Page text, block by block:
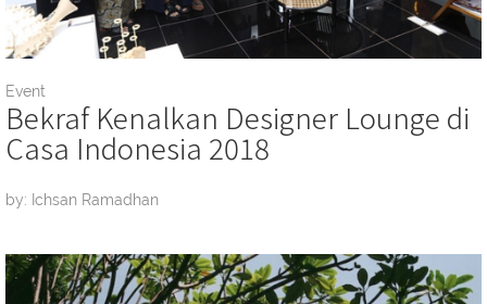
Event
Bekraf Kenalkan Designer Lounge di
Casa Indonesia 2018
by: Ichsan Ramadhan